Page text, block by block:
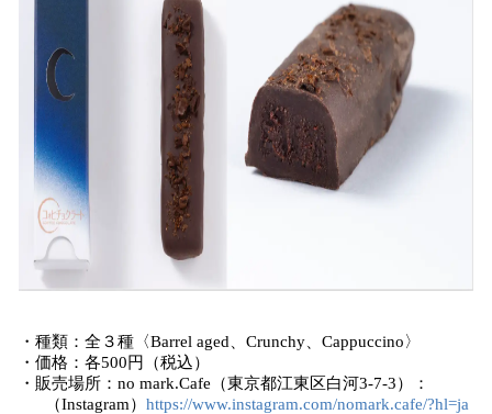
・種類：全３種〈Barrel aged、Crunchy、Cappuccino〉
・価格：各500円（税込）
・販売場所：no mark.Cafe（東京都江東区白河3-7-3）：
（Instagram） https://www.instagram.com/nomark.cafe/?hl=ja